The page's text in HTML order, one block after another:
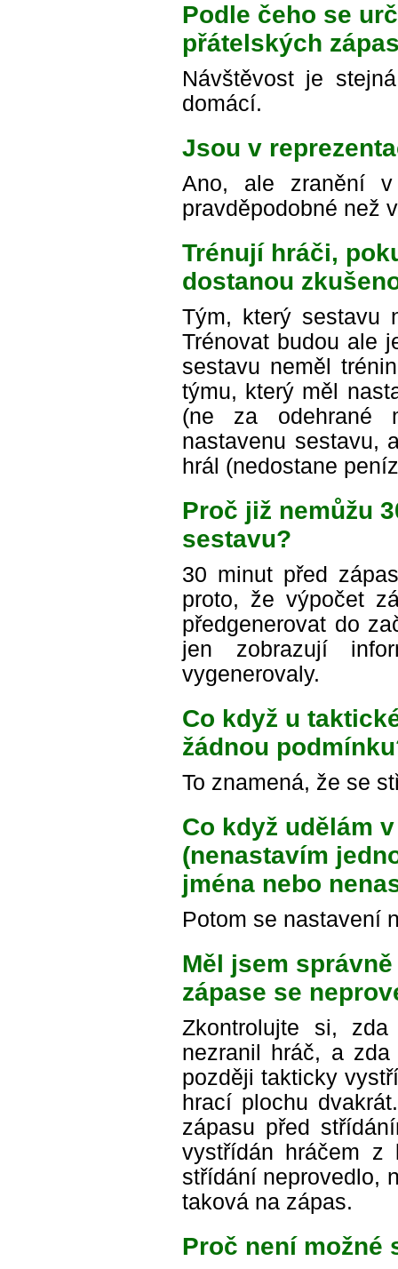
Podle čeho se
přátelských
Návštěvost je
domácí.
Jsou v
Ano, ale zranění v
pravděpodobné než
Trénují hráči,
dostanou
Tým, který sestavu
Trénovat budou ale
sestavu neměl
týmu, který měl
(ne za odehrané
nastavenu sestavu,
hrál (nedostane
Proč již nemůžu
sestavu?
30 minut před
proto, že výpočet
předgenerovat do
jen zobrazují
vygenerovaly.
Co když u
žádnou
To znamená, že se
Co když udělám
(nenastavím
jména nebo
Potom se nastavení
Měl jsem
zápase se
Zkontrolujte si,
nezranil hráč, a
později takticky
hrací plochu
zápasu před
vystřídán hráčem
střídání neprovedlo,
taková na zápas.
Proč není možné